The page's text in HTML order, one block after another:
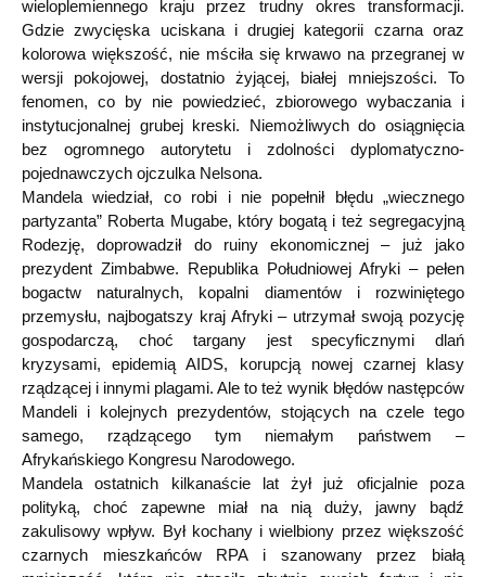
wieloplemiennego kraju przez trudny okres transformacji.
Gdzie zwycięska uciskana i drugiej kategorii czarna oraz
kolorowa większość, nie mściła się krwawo na przegranej w
wersji pokojowej, dostatnio żyjącej, białej mniejszości. To
fenomen, co by nie powiedzieć, zbiorowego wybaczania i
instytucjonalnej grubej kreski. Niemożliwych do osiągnięcia
bez ogromnego autorytetu i zdolności dyplomatyczno-
pojednawczych ojczulka Nelsona.
Mandela wiedział, co robi i nie popełnił błędu „wiecznego
partyzanta” Roberta Mugabe, który bogatą i też segregacyjną
Rodezję, doprowadził do ruiny ekonomicznej – już jako
prezydent Zimbabwe. Republika Południowej Afryki – pełen
bogactw naturalnych, kopalni diamentów i rozwiniętego
przemysłu, najbogatszy kraj Afryki – utrzymał swoją pozycję
gospodarczą, choć targany jest specyficznymi dlań
kryzysami, epidemią AIDS, korupcją nowej czarnej klasy
rządzącej i innymi plagami. Ale to też wynik błędów następców
Mandeli i kolejnych prezydentów, stojących na czele tego
samego, rządzącego tym niemałym państwem –
Afrykańskiego Kongresu Narodowego.
Mandela ostatnich kilkanaście lat żył już oficjalnie poza
polityką, choć zapewne miał na nią duży, jawny bądź
zakulisowy wpływ. Był kochany i wielbiony przez większość
czarnych mieszkańców RPA i szanowany przez białą